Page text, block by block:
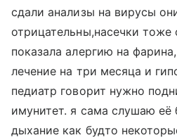
сдали анализы на вирусы
отрицательны,насечки тоже
показала алергию на
лечение на три месяца и
педиатр говорит нужно
имунитет. я сама слушаю её
дыхание как будто